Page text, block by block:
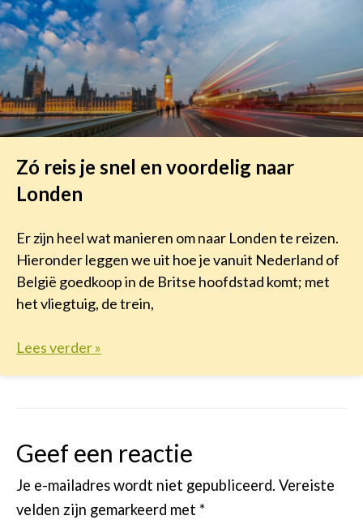
Zó reis je snel en voordelig naar
Londen
Er zijn heel wat manieren om naar Londen te reizen.
Hieronder leggen we uit hoe je vanuit Nederland of
België goedkoop in de Britse hoofdstad komt; met
het vliegtuig, de trein,
Lees verder »
Geef een reactie
Je e-mailadres wordt niet gepubliceerd. Vereiste
velden zijn gemarkeerd met *